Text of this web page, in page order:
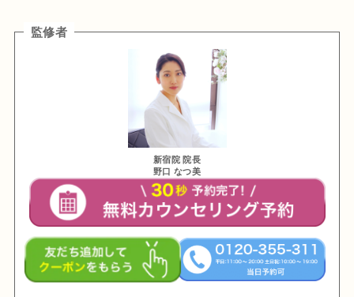
監修者
新宿院 院長
野口 なつ美